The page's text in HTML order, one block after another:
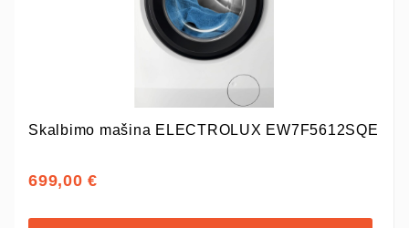
Skalbimo mašina ELECTROLUX EW7F5612SQE
699,00 €